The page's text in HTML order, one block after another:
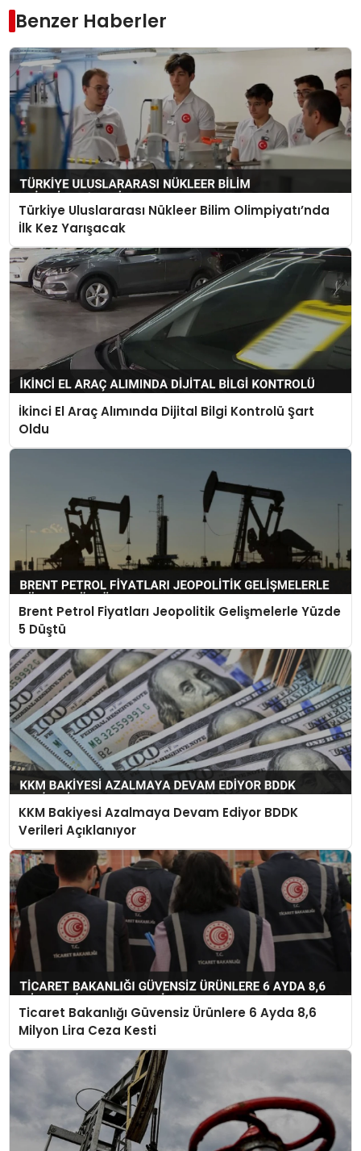
Benzer Haberler
Türkiye Uluslararası Nükleer Bilim Olimpiyatı’nda
İlk Kez Yarışacak
İkinci El Araç Alımında Dijital Bilgi Kontrolü Şart
Oldu
Brent Petrol Fiyatları Jeopolitik Gelişmelerle Yüzde
5 Düştü
KKM Bakiyesi Azalmaya Devam Ediyor BDDK
Verileri Açıklanıyor
Ticaret Bakanlığı Güvensiz Ürünlere 6 Ayda 8,6
Milyon Lira Ceza Kesti